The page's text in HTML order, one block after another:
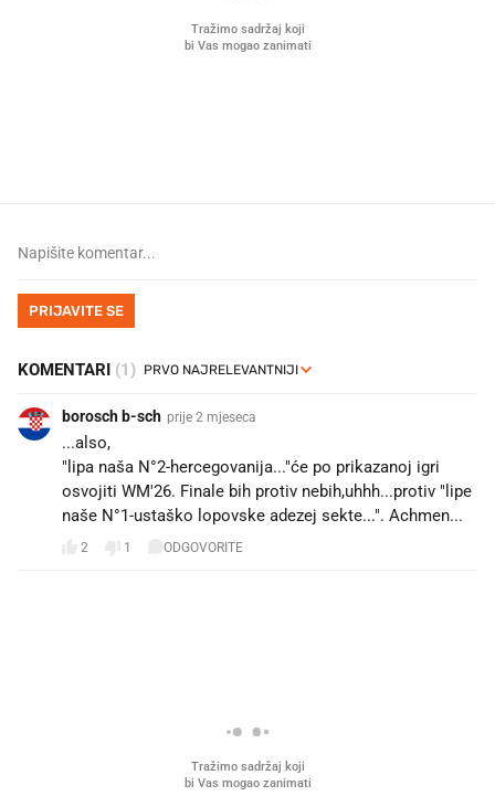
PRIJAVITE SE
KOMENTARI (1)
borosch b-sch prije 2 mjeseca
...also,
"lipa naša N°2-hercegovanija..."će po prikazanoj igri
osvojiti WM'26. Finale bih protiv nebih,uhhh...protiv "lipe
naše N°1-ustaško lopovske adezej sekte...". Achmen...
2 1 ODGOVORITE